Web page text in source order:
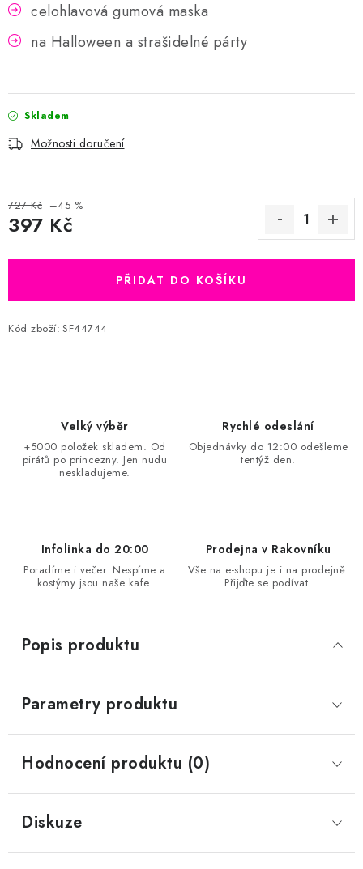
celohlavová gumová maska
na Halloween a strašidelné párty
Skladem
Možnosti doručení
727 Kč –45 %
397 Kč
PŘIDAT DO KOŠÍKU
Kód zboží: SF44744
Velký výběr
+5000 položek skladem. Od
pirátů po princezny. Jen nudu
neskladujeme.
Rychlé odeslání
Objednávky do 12:00 odešleme
tentýž den.
Infolinka do 20:00
Poradíme i večer. Nespíme a
kostýmy jsou naše kafe.
Prodejna v Rakovníku
Vše na e-shopu je i na prodejně.
Přijďte se podívat.
Popis produktu
Parametry produktu
Hodnocení produktu (0)
Diskuze